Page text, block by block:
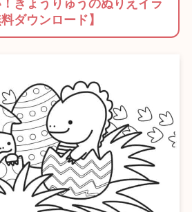
きょうりゅうのぬりえイラ
ダウンロード】